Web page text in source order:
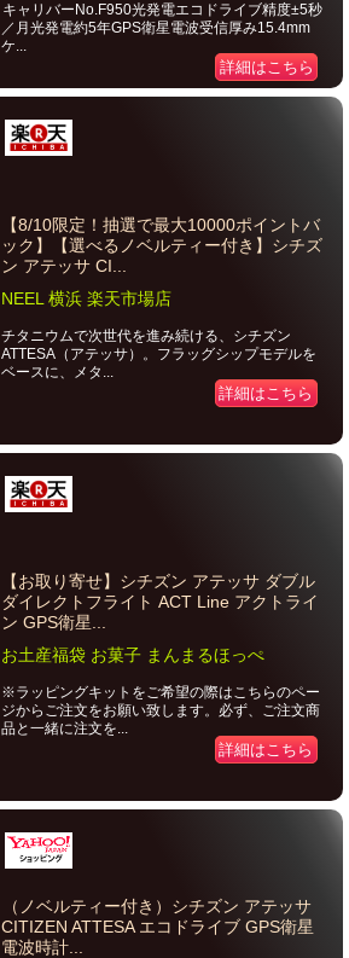
キャリバーNo.F950光発電エコドライブ精度±5秒
／月光発電約5年GPS衛星電波受信厚み15.4mm
ケ...
詳細はこちら
【8/10限定！抽選で最大10000ポイントバ
ック】【選べるノベルティー付き】シチズ
ン アテッサ CI...
NEEL 横浜 楽天市場店
チタニウムで次世代を進み続ける、シチズン
ATTESA（アテッサ）。フラッグシップモデルを
ベースに、メタ...
詳細はこちら
【お取り寄せ】シチズン アテッサ ダブル
ダイレクトフライト ACT Line アクトライ
ン GPS衛星...
お土産福袋 お菓子 まんまるほっぺ
※ラッピングキットをご希望の際はこちらのペー
ジからご注文をお願い致します。必ず、ご注文商
品と一緒に注文を...
詳細はこちら
（ノベルティー付き）シチズン アテッサ
CITIZEN ATTESA エコドライブ GPS衛星
電波時計...